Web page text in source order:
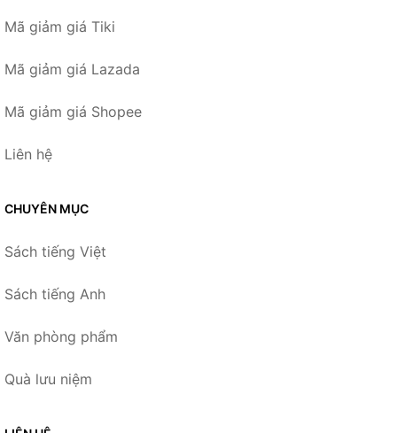
Mã giảm giá Tiki
Mã giảm giá Lazada
Mã giảm giá Shopee
Liên hệ
CHUYÊN MỤC
Sách tiếng Việt
Sách tiếng Anh
Văn phòng phẩm
Quà lưu niệm